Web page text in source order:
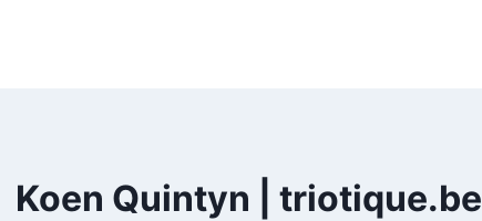
Koen Quintyn | triotique.be